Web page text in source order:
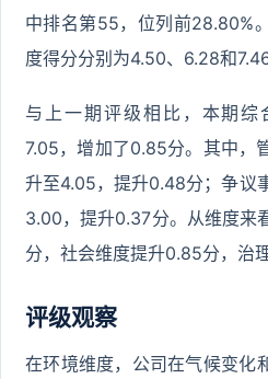
中排名第55，位列前28.80%
度得分分别为4.50、6.28和7.46
与上一期评级相比，本期综
7.05，增加了0.85分。其中，
升至4.05，提升0.48分；争议
3.00，提升0.37分。从维度来
分，社会维度提升0.85分，治
评级观察
在环境维度，公司在气候变化